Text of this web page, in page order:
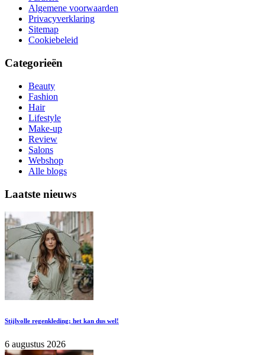
Algemene voorwaarden
Privacyverklaring
Sitemap
Cookiebeleid
Categorieën
Beauty
Fashion
Hair
Lifestyle
Make-up
Review
Salons
Webshop
Alle blogs
Laatste nieuws
Stijlvolle regenkleding; het kan dus wel!
6 augustus 2026